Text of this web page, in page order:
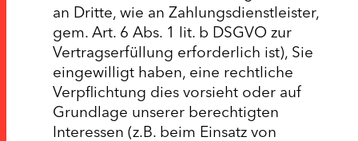
an Dritte, wie an Zahlungsdienstleister,
gem. Art. 6 Abs. 1 lit. b DSGVO zur
Vertragserfüllung erforderlich ist), Sie
eingewilligt haben, eine rechtliche
Verpflichtung dies vorsieht oder auf
Grundlage unserer berechtigten
Interessen (z.B. beim Einsatz von